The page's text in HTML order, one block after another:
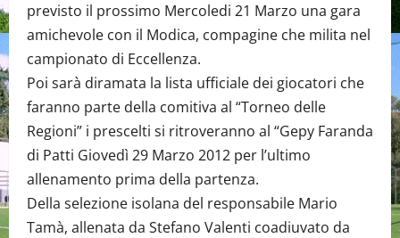
previsto il prossimo Mercoledi 21 Marzo una gara
amichevole con il Modica, compagine che milita nel
campionato di Eccellenza.
Poi sarà diramata la lista ufficiale dei giocatori che
faranno parte della comitiva al “Torneo delle
Regioni” i prescelti si ritroveranno al “Gepy Faranda
di Patti Giovedì 29 Marzo 2012 per l’ultimo
allenamento prima della partenza.
Della selezione isolana del responsabile Mario
Tamà, allenata da Stefano Valenti coadiuvato da